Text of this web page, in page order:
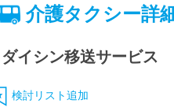
介護タクシー詳
ダイシン移送サービス
検討リスト追加